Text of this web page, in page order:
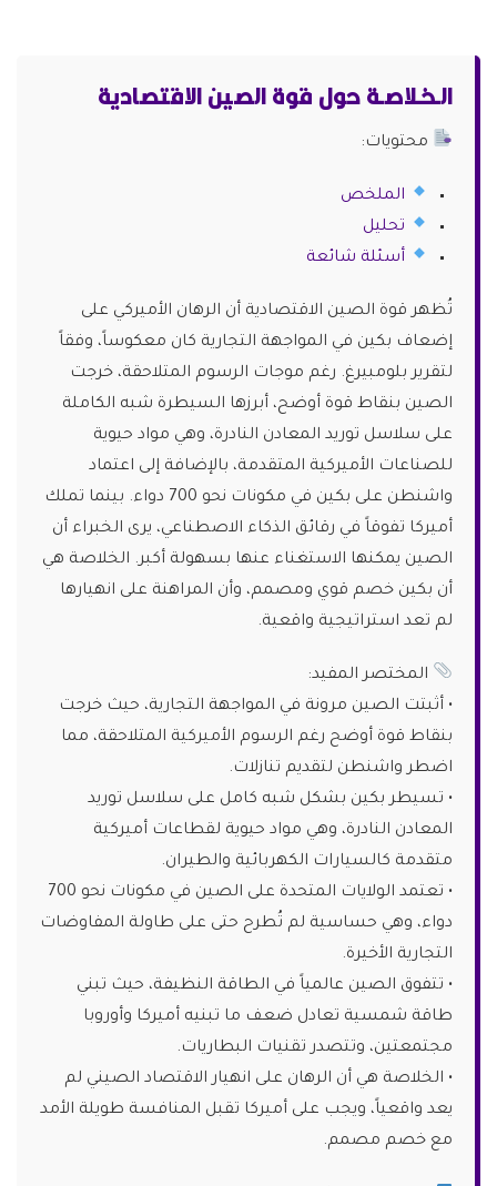
الـخـلاصـة حول قوة الصين الاقتصادية
محتويات:
الملخص
تحليل
أسئلة شائعة
تُظهر قوة الصين الاقتصادية أن الرهان الأميركي على
إضعاف بكين في المواجهة التجارية كان معكوساً، وفقاً
لتقرير بلومبيرغ. رغم موجات الرسوم المتلاحقة، خرجت
الصين بنقاط قوة أوضح، أبرزها السيطرة شبه الكاملة
على سلاسل توريد المعادن النادرة، وهي مواد حيوية
للصناعات الأميركية المتقدمة، بالإضافة إلى اعتماد
واشنطن على بكين في مكونات نحو 700 دواء. بينما تملك
أميركا تفوقاً في رقائق الذكاء الاصطناعي، يرى الخبراء أن
الصين يمكنها الاستغناء عنها بسهولة أكبر. الخلاصة هي
أن بكين خصم قوي ومصمم، وأن المراهنة على انهيارها
لم تعد استراتيجية واقعية.
المختصر المفيد:
• أثبتت الصين مرونة في المواجهة التجارية، حيث خرجت
بنقاط قوة أوضح رغم الرسوم الأميركية المتلاحقة، مما
اضطر واشنطن لتقديم تنازلات.
• تسيطر بكين بشكل شبه كامل على سلاسل توريد
المعادن النادرة، وهي مواد حيوية لقطاعات أميركية
متقدمة كالسيارات الكهربائية والطيران.
• تعتمد الولايات المتحدة على الصين في مكونات نحو 700
دواء، وهي حساسية لم تُطرح حتى على طاولة المفاوضات
التجارية الأخيرة.
• تتفوق الصين عالمياً في الطاقة النظيفة، حيث تبني
طاقة شمسية تعادل ضعف ما تبنيه أميركا وأوروبا
مجتمعتين، وتتصدر تقنيات البطاريات.
• الخلاصة هي أن الرهان على انهيار الاقتصاد الصيني لم
يعد واقعياً، ويجب على أميركا تقبل المنافسة طويلة الأمد
مع خصم مصمم.